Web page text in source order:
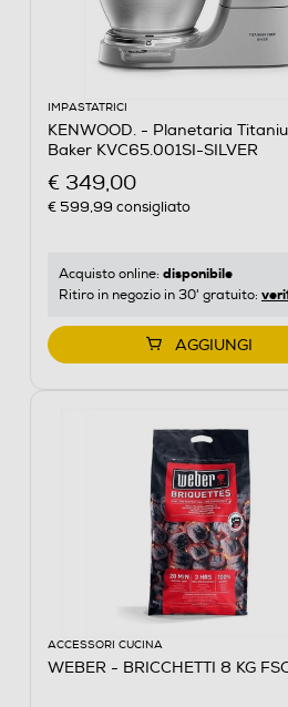
IMPASTATRICI
KENWOOD. - Planetaria
Baker KVC65.001SI-SILVER
€ 349,00
€ 599,99 consigliato
Acquisto online: disponibile
Ritiro in negozio in 30' gratuito:
AGGIUNGI
ACCESSORI CUCINA
WEBER - BRICCHETTI 8 KG